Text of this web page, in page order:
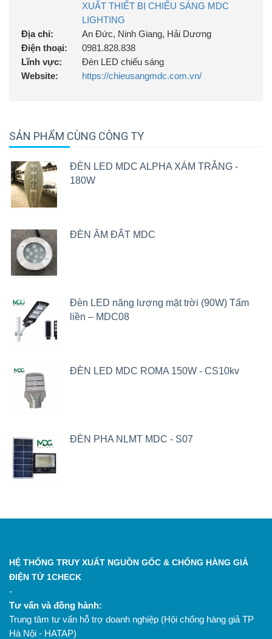
XUẤT THIẾT BỊ CHIẾU SÁNG MDC
LIGHTING
Địa chỉ:
An Đức, Ninh Giang, Hải Dương
Điện thoại:
0981.828.838
Lĩnh vực:
Đèn LED chiếu sáng
Website:
https://chieusangmdc.com.vn/
SẢN PHẨM CÙNG CÔNG TY
ĐÈN LED MDC ALPHA XÁM TRẮNG -
180W
ĐÈN ÂM ĐẤT MDC
Đèn LED năng lượng mặt trời (90W) Tấm
liền – MDC08
ĐÈN LED MDC ROMA 150W - CS10kv
ĐÈN PHA NLMT MDC - S07
HỆ THỐNG TRUY XUẤT NGUỒN GỐC & CHỐNG HÀNG GIẢ
ĐIỆN TỬ 1CHECK
-
Tư vấn và đồng hành:
Trung tâm tư vấn hỗ trợ doanh nghiệp (Hội chống hàng giả TP
Hà Nội - HATAP)